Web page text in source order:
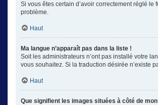
Si vous êtes certain d’avoir correctement réglé
problème.
Haut
Ma langue n’apparaît pas dans la liste !
Soit les administrateurs n’ont pas installé votre
vous souhaitez. Si la traduction désirée n’existe
Haut
Que signifient les images situées à côté de